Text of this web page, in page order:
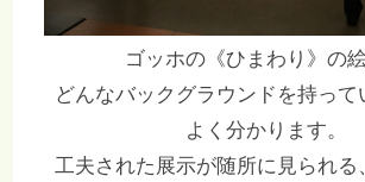
ゴッホの《ひまわり》の絵
どんなバックグラウンドを持って
よく分かります。
工夫された展示が随所に見られる